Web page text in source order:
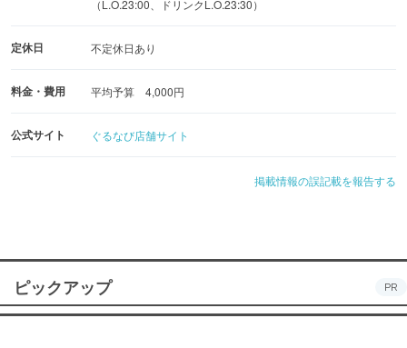
（L.O.23:00、ドリンクL.O.23:30）
定休日 不定休日あり
料金・費用 平均予算 4,000円
公式サイト ぐるなび店舗サイト
掲載情報の誤記載を報告する
ピックアップ PR